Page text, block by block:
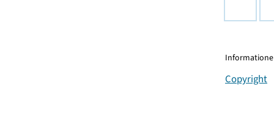
Copyright